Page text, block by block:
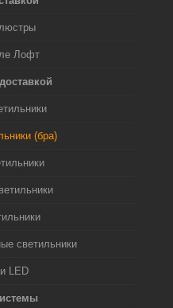
Лофт
(бра)
светильники
LED